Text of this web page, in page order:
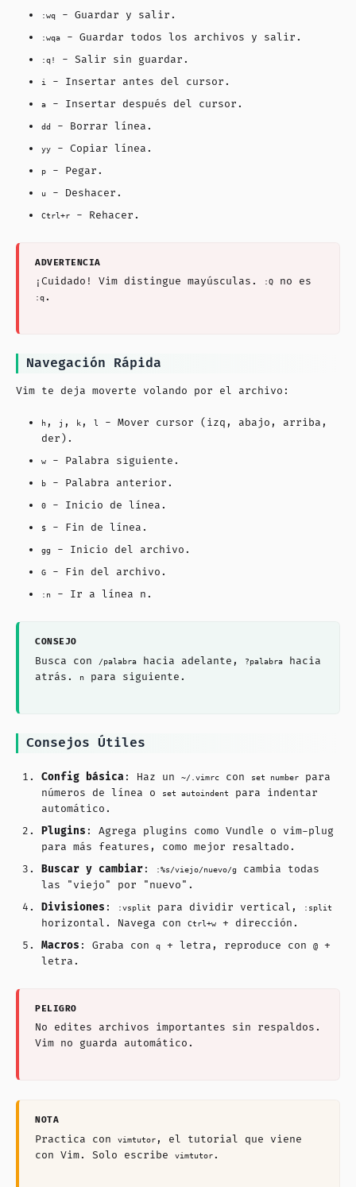
:wq - Guardar y salir.
:wqa - Guardar todos los archivos y salir.
:q! - Salir sin guardar.
i - Insertar antes del cursor.
a - Insertar después del cursor.
dd - Borrar línea.
yy - Copiar línea.
p - Pegar.
u - Deshacer.
Ctrl+r - Rehacer.
¡Cuidado! Vim distingue mayúsculas. :Q no es
:q.
Navegación Rápida
Vim te deja moverte volando por el archivo:
h , j , k , l
- Mover cursor (izq, abajo, arriba,
der).
w - Palabra siguiente.
b - Palabra anterior.
0 - Inicio de línea.
$ - Fin de línea.
gg - Inicio del archivo.
G - Fin del archivo.
:n - Ir a línea n.
Busca con /palabra hacia adelante, ?palabra
hacia
atrás.
n para siguiente.
Consejos Útiles
Config básica: Haz un ~/.vimrc con set number
para
números de línea o
set autoindent
para indentar
automático.
Plugins : Agrega plugins como Vundle o vim-plug
para más features, como mejor resaltado.
Buscar y cambiar: :%s/viejo/nuevo/g
cambia todas
las "viejo" por "nuevo".
Divisiones : :vsplit para dividir vertical, :split
horizontal. Navega con Ctrl+w
+ dirección.
Macros : Graba con q + letra, reproduce con @
+
letra.
No edites archivos importantes sin respaldos.
Vim no guarda automático.
Practica con vimtutor , el tutorial que viene
con Vim. Solo escribe
vimtutor.